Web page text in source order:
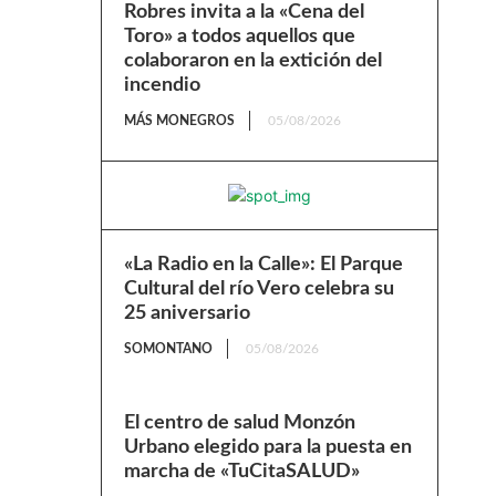
Robres invita a la «Cena del
Toro» a todos aquellos que
colaboraron en la extición del
incendio
MÁS MONEGROS 05/08/2026
«La Radio en la Calle»: El Parque
Cultural del río Vero celebra su
25 aniversario
SOMONTANO 05/08/2026
El centro de salud Monzón
Urbano elegido para la puesta en
marcha de «TuCitaSALUD»